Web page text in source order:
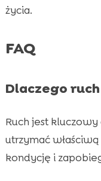
życia.
FAQ
Dlaczego
Ruch jest
utrzymać
kondycję i